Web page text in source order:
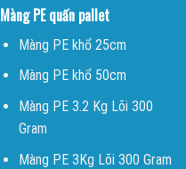
Màng PE quấn pallet
Màng PE khổ 25cm
Màng PE khổ 50cm
Màng PE 3.2 Kg Lõi 300
Gram
Màng PE 3Kg Lõi 300 Gram